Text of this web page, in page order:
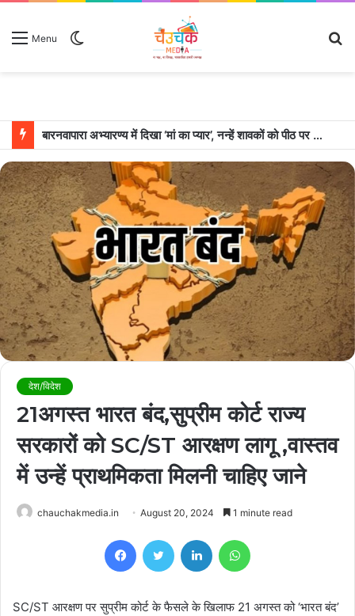
Menu
बारनवापारा अभ्यारण्य में दिखा ‘मां का प्यार’, नन्हें शावकों को पीठ पर बैठाकर घूमती दिखी मादा भालू
देश/विदेश
21अगस्त भारत बंद,सुप्रीम कोर्ट राज्य
सरकारों को SC/ST आरक्षण लागू ,वास्तव
में उन्हें प्राथमिकता मिलनी चाहिए जाने
chauchakmedia.in August 20, 2024 1 minute read
FacebookTwitter LinkedIn
SC/ST आरक्षण पर सुप्रीम कोर्ट के फैसले के खिलाफ 21 अगस्त को ‘भारत बंद’